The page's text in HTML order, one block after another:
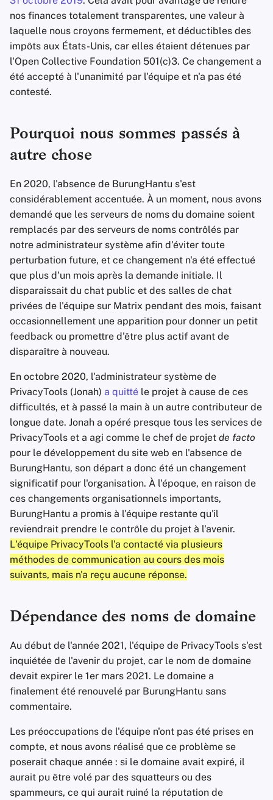
nos finances totalement transparentes, une valeur à
laquelle nous croyons fermement, et déductibles des
impôts aux États-Unis, car elles étaient détenues par
l'Open Collective Foundation 501(c)3. Ce changement a
été accepté à l'unanimité par l'équipe et n'a pas été
contesté.
Pourquoi nous sommes passés à
autre chose
En 2020, l'absence de BurungHantu s'est
considérablement accentuée. À un moment, nous avons
demandé que les serveurs de noms du domaine soient
remplacés par des serveurs de noms contrôlés par
notre administrateur système afin d'éviter toute
perturbation future, et ce changement n'a été effectué
que plus d'un mois après la demande initiale. Il
disparaissait du chat public et des salles de chat
privées de l'équipe sur Matrix pendant des mois, faisant
occasionnellement une apparition pour donner un petit
feedback ou promettre d'être plus actif avant de
disparaître à nouveau.
En octobre 2020, l'administrateur système de
PrivacyTools (Jonah) a quitté le projet à cause de ces
difficultés, et à passé la main à un autre contributeur de
longue date. Jonah a opéré presque tous les services de
PrivacyTools et a agi comme le chef de projet de facto
pour le développement du site web en l'absence de
BurungHantu, son départ a donc été un changement
significatif pour l'organisation. À l'époque, en raison de
ces changements organisationnels importants,
BurungHantu a promis à l'équipe restante qu'il
reviendrait prendre le contrôle du projet à l'avenir.
L'équipe PrivacyTools l'a contacté via plusieurs
méthodes de communication au cours des mois
suivants, mais n'a reçu aucune réponse.
Dépendance des noms de domaine
Au début de l'année 2021, l'équipe de PrivacyTools s'est
inquiétée de l'avenir du projet, car le nom de domaine
devait expirer le 1er mars 2021. Le domaine a
finalement été renouvelé par BurungHantu sans
commentaire.
Les préoccupations de l'équipe n'ont pas été prises en
compte, et nous avons réalisé que ce problème se
poserait chaque année : si le domaine avait expiré, il
aurait pu être volé par des squatteurs ou des
spammeurs, ce qui aurait ruiné la réputation de